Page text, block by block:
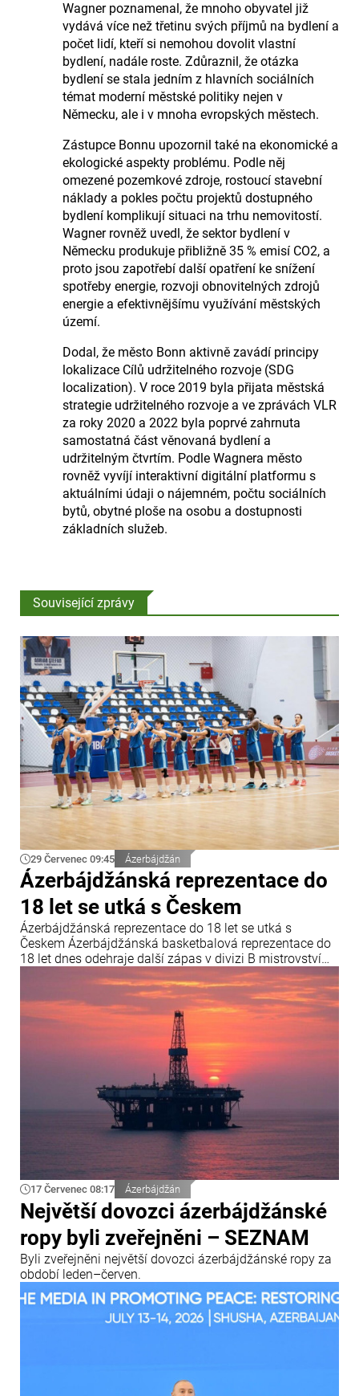
Wagner poznamenal, že mnoho obyvatel již
vydává více než třetinu svých příjmů na bydlení a
počet lidí, kteří si nemohou dovolit vlastní
bydlení, nadále roste. Zdůraznil, že otázka
bydlení se stala jedním z hlavních sociálních
témat moderní městské politiky nejen v
Německu, ale i v mnoha evropských městech.
Zástupce Bonnu upozornil také na ekonomické a
ekologické aspekty problému. Podle něj
omezené pozemkové zdroje, rostoucí stavební
náklady a pokles počtu projektů dostupného
bydlení komplikují situaci na trhu nemovitostí.
Wagner rovněž uvedl, že sektor bydlení v
Německu produkuje přibližně 35 % emisí CO2, a
proto jsou zapotřebí další opatření ke snížení
spotřeby energie, rozvoji obnovitelných zdrojů
energie a efektivnějšímu využívání městských
území.
Dodal, že město Bonn aktivně zavádí principy
lokalizace Cílů udržitelného rozvoje (SDG
localization). V roce 2019 byla přijata městská
strategie udržitelného rozvoje a ve zprávách VLR
za roky 2020 a 2022 byla poprvé zahrnuta
samostatná část věnovaná bydlení a
udržitelným čtvrtím. Podle Wagnera město
rovněž vyvíjí interaktivní digitální platformu s
aktuálními údaji o nájemném, počtu sociálních
bytů, obytné ploše na osobu a dostupnosti
základních služeb.
Související zprávy
29 Červenec 09:45 Ázerbájdžán
Ázerbájdžánská reprezentace do
18 let se utká s Českem
Ázerbájdžánská reprezentace do 18 let se utká s
Českem Ázerbájdžánská basketbalová reprezentace do
18 let dnes odehraje další zápas v divizi B mistrovství
Evropy FIBA. V závěrečném kole skupiny B se
ázerbájdžánský tým utká s reprezentací České republiky.
Utkání se odehraje v chorvatské Opatiji a začne ve 18:00
středoevropského letního času.
17 Červenec 08:17 Ázerbájdžán
Největší dovozci ázerbájdžánské
ropy byli zveřejněni – SEZNAM
Byli zveřejněni největší dovozci ázerbájdžánské ropy za
období leden–červen.